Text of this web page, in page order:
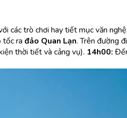
các trò chơi hay tiết mục văn
tốc ra đảo Quan Lạn. Trên đường
thời tiết và cảng vụ). 14h00: